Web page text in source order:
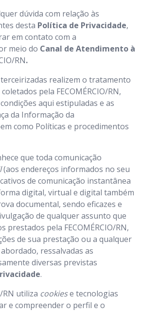
dúvida com relação às
desta Política de Privacidade,
em contato com a
meio do Canal de Atendimento à
RN.
realizem o tratamento
pela FECOMÉRCIO/RN,
aqui estipuladas e as
da Informação da
como Políticas e procedimentos
que toda comunicação
(aos endereços informados no seu
de comunicação instantânea
digital, virtual e digital também
documental, sendo eficazes e
de qualquer assunto que
prestados pela FECOMÉRCIO/RN,
de sua prestação ou a qualquer
ressalvadas as
diversas previstas
.
RN utiliza cookiese tecnologias
e compreender o perfil e o